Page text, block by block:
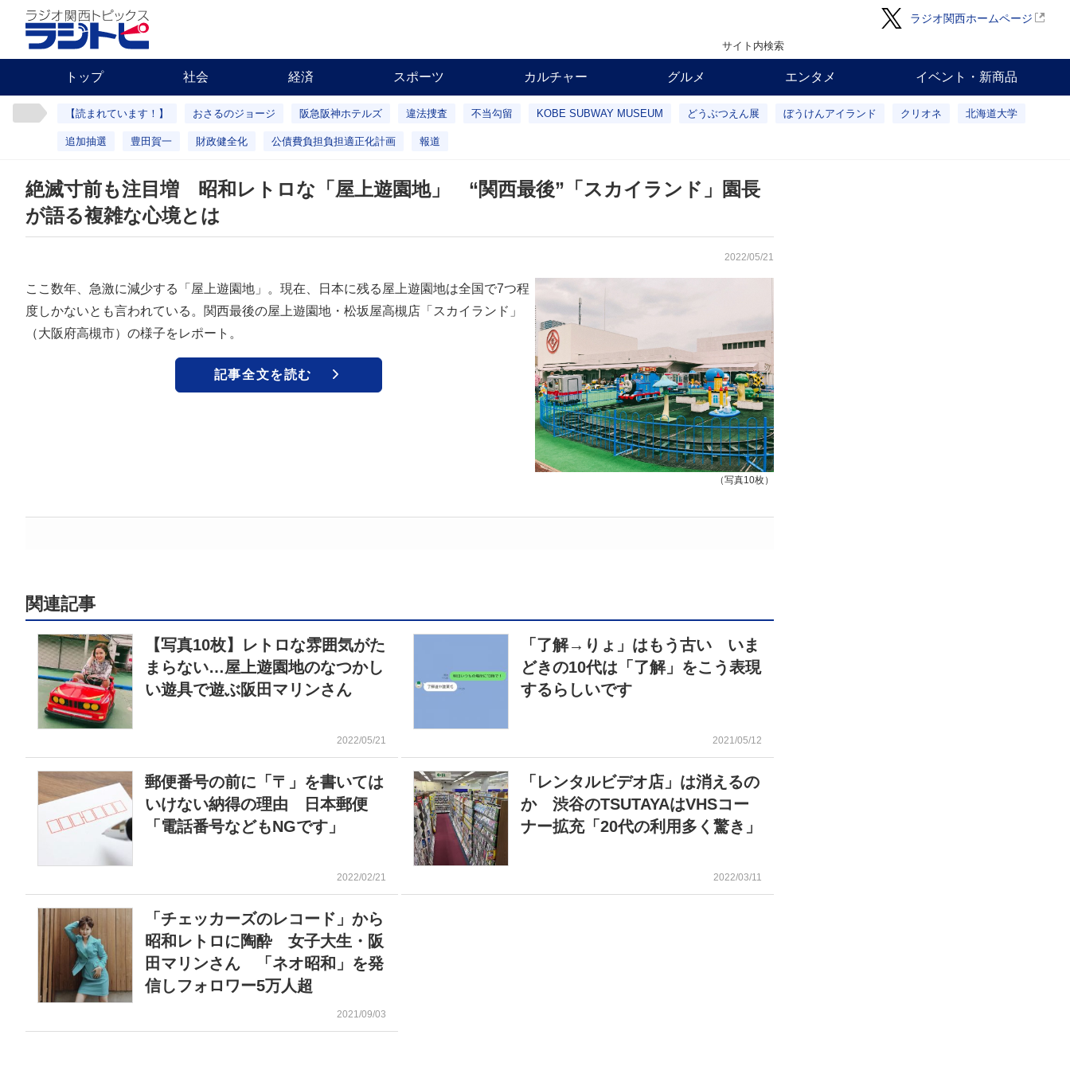
ラジオ関西ホームページ
サイト内検索
トップ 社会 経済 スポーツ カルチャー グルメ エンタメ イベント・新商品
【読まれています！】 おさるのジョージ 阪急阪神ホテルズ 違法捜査 不当勾留 KOBE SUBWAY MUSEUM どうぶつえん展 ぼうけんアイランド クリオネ 北海道大学
追加抽選 豊田賀一 財政健全化 公債費負担負担適正化計画 報道
絶滅寸前も注目増 昭和レトロな「屋上遊園地」 “関西最後”「スカイランド」園長
が語る複雑な心境とは
2022/05/21
（写真10枚）
ここ数年、急激に減少する「屋上遊園地」。現在、日本に残る屋上遊園地は全国で7つ程
度しかないとも言われている。関西最後の屋上遊園地・松坂屋高槻店「スカイランド」
（大阪府高槻市）の様子をレポート。
記事全文を読む
関連記事
【写真10枚】レトロな雰囲気がた
まらない…屋上遊園地のなつかし
い遊具で遊ぶ阪田マリンさん
2022/05/21
「了解→りょ」はもう古い いま
どきの10代は「了解」をこう表現
するらしいです
2021/05/12
郵便番号の前に「〒」を書いては
いけない納得の理由 日本郵便
「電話番号などもNGです」
2022/02/21
「レンタルビデオ店」は消えるの
か 渋谷のTSUTAYAはVHSコー
ナー拡充「20代の利用多く驚き」
2022/03/11
「チェッカーズのレコード」から
昭和レトロに陶酔 女子大生・阪
田マリンさん 「ネオ昭和」を発
信しフォロワー5万人超
2021/09/03